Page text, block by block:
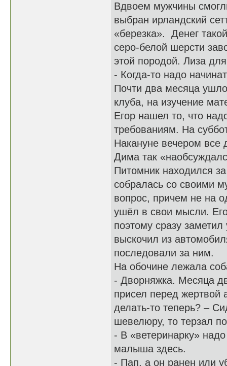
Вдвоем мужчины
выбран ирландский
«березка». Денег
серо-белой шерсти
этой породой. Лиза
- Когда-то надо
Почти два месяца
клуба, на изучение
Егор нашел то, что
требованиям. На
Накануне вечером все
Дима так
Питомник находился
собралась со своими
вопрос, причем не на
ушёл в свои мысли.
поэтому сразу
выскочил из
последовали за ним.
На обочине лежала
- Дворняжка. Месяца
присел перед жертвой
делать-то теперь? –
шевелюру, то терзал
- В «ветеринарку»
малыша здесь.
- Пап, а он ранен или